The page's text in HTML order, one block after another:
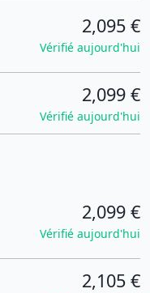
2,095 €
Vérifié aujourd'hui
2,099 €
Vérifié aujourd'hui
2,099 €
Vérifié aujourd'hui
2,105 €